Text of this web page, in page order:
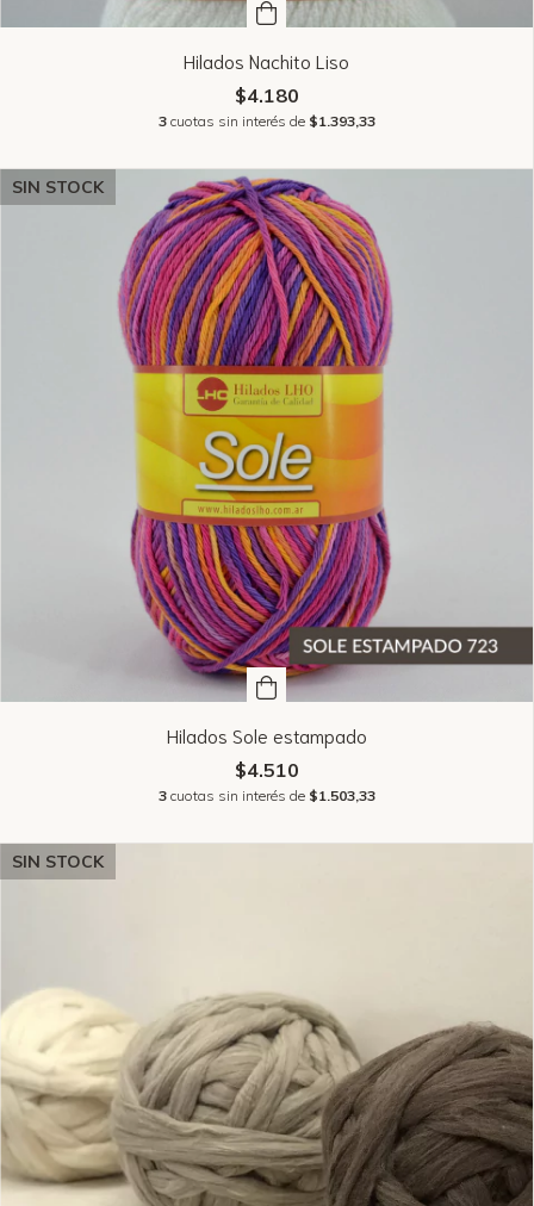
Hilados Nachito Liso
$4.180
3 cuotas sin interés de $1.393,33
SIN STOCK
Hilados Sole estampado
$4.510
3 cuotas sin interés de $1.503,33
SIN STOCK